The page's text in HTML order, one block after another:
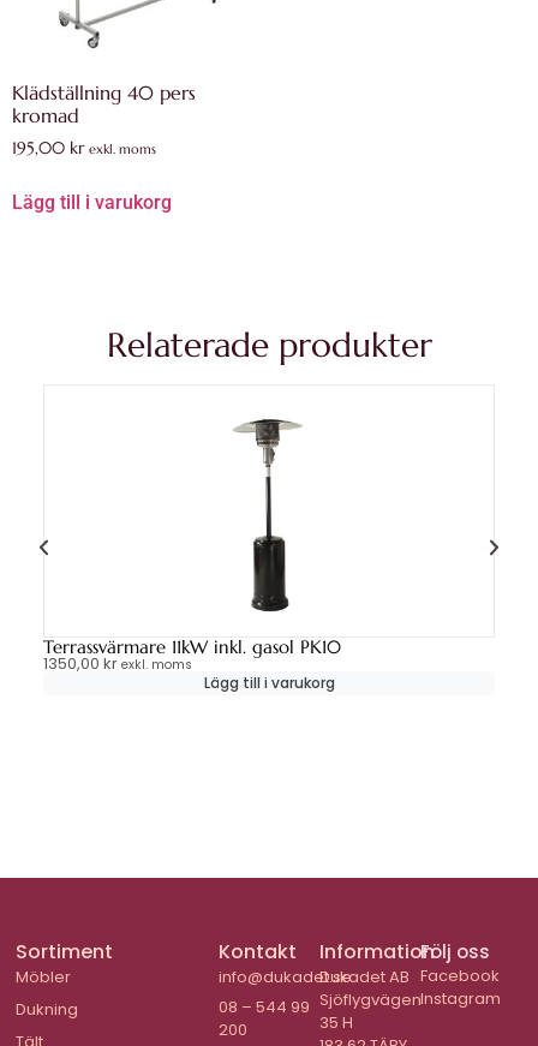
Klädställning 40 pers
kromad
195,00 kr exkl. moms
Lägg till i varukorg
Relaterade produkter
Terrassvärmare 11kW inkl. gasol PK10
1350,00 kr exkl. moms
Lägg till i varukorg
Sortiment
Möbler
Dukning
Kontakt
info@dukadet.se
08 – 544 99
200
Information
Dukadet AB
Sjöflygvägen
35 H
Följ oss
Facebook
Instagram